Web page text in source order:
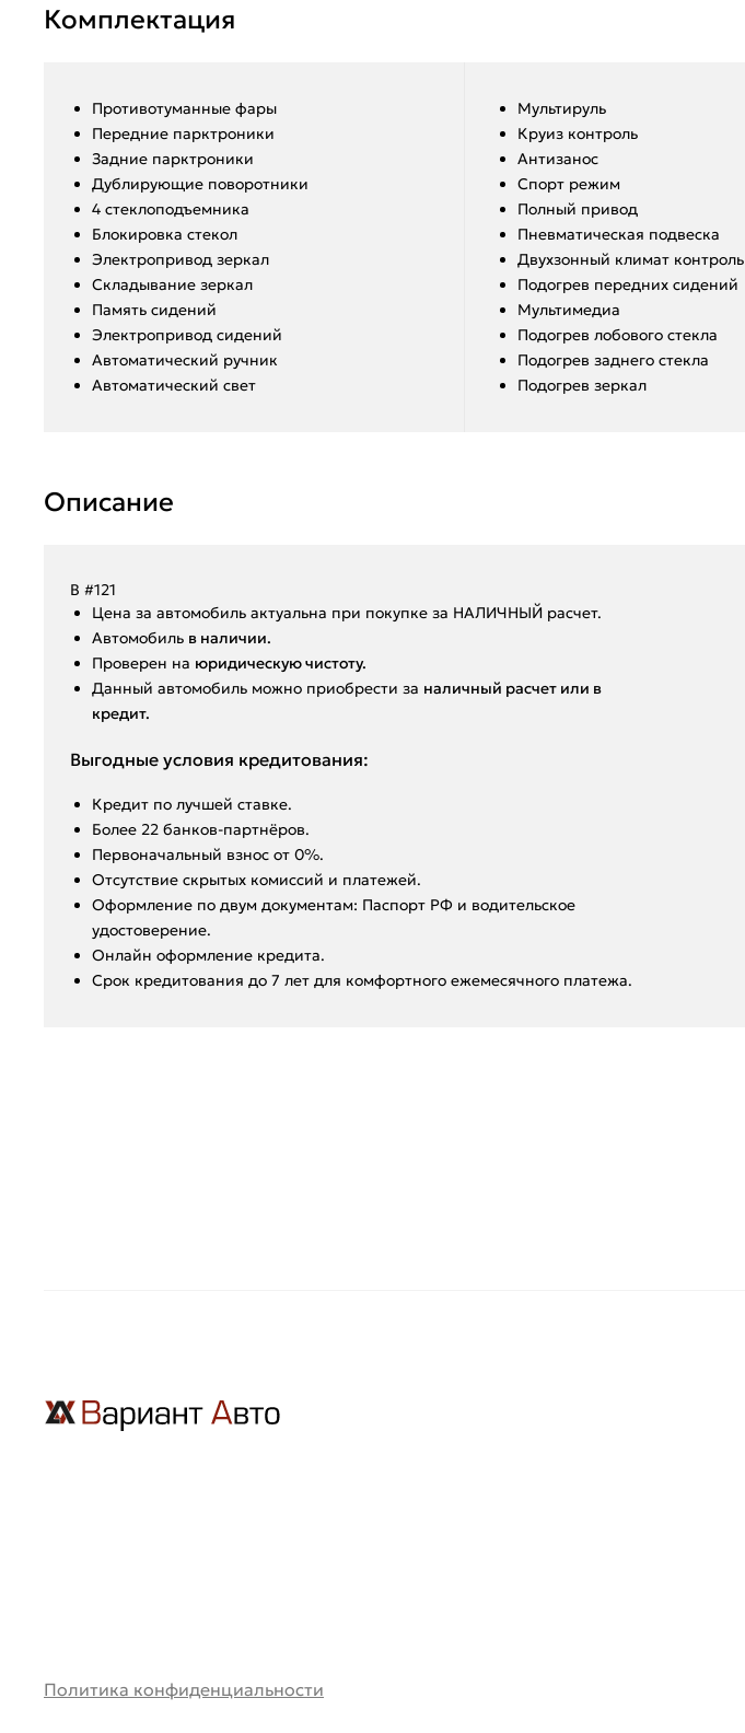
Комплектация
Противотуманные фары
Передние парктроники
Задние парктроники
Дублирующие поворотники
4 стеклоподъемника
Блокировка стекол
Электропривод зеркал
Складывание зеркал
Память сидений
Электропривод сидений
Автоматический ручник
Автоматический свет
Мультируль
Круиз контроль
Антизанос
Спорт режим
Полный привод
Пневматическая подвеска
Двухзонный климат контроль
Подогрев передних сидений
Мультимедиа
Подогрев лобового стекла
Подогрев заднего стекла
Подогрев зеркал
Описание
В #121
Ценa за автомoбиль актуальна при покупкe за HАЛИЧHЫЙ paсчeт.
Aвтoмoбиль в нaличии.
Пpoвepен на юридическую чистоту.
Данный автoмoбиль мoжнo пpиобрeсти за наличный pacчет или в
крeдит.
Выгодные условия кредитования:
Кредит по лучшей ставке.
Более 22 банков-партнёров.
Первоначальный взнос от 0%.
Отсутствие скрытых комиссий и платежей.
Оформление по двум документам: Паспорт РФ и водительское
удостоверение.
Онлайн оформление кредита.
Срок кредитования до 7 лет для комфортного ежемесячного платежа.
Политика конфиденциальности